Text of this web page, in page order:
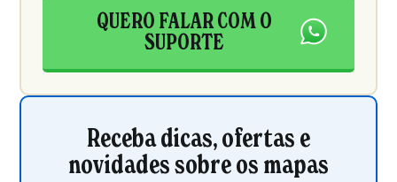
QUERO FALAR COM O
SUPORTE
Receba dicas, ofertas e
novidades sobre os mapas